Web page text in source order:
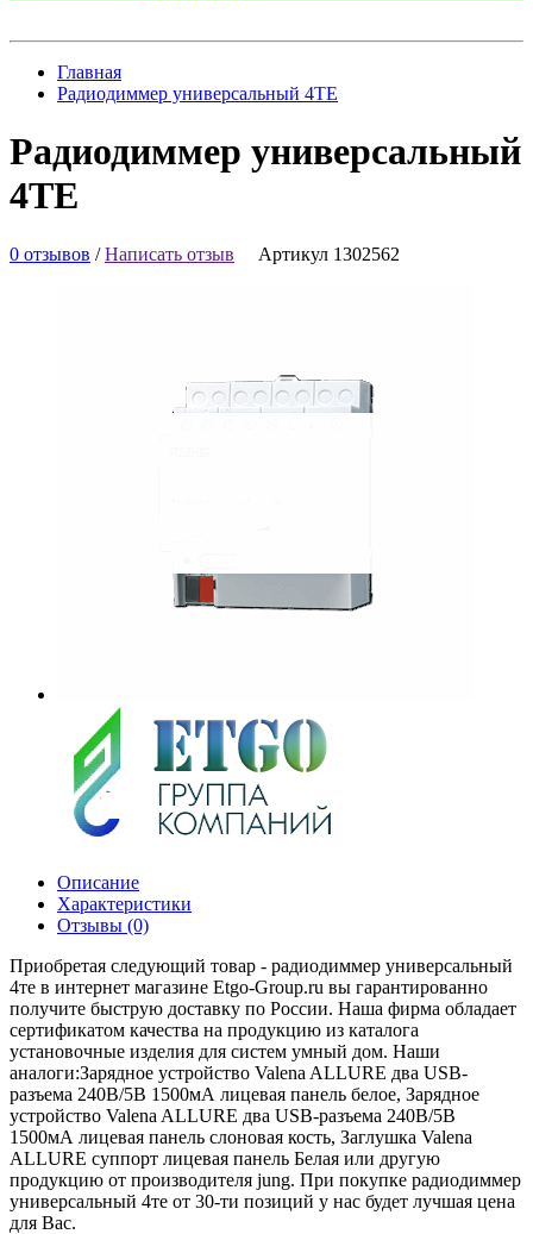
Главная
Радиодиммер универсальный 4ТЕ
Радиодиммер универсальный
4ТЕ
0 отзывов /Написать отзыв Артикул 1302562
Описание
Характеристики
Отзывы (0)
Приобретая следующий товар - радиодиммер универсальный
4те в интернет магазине Etgo-Group.ru вы гарантированно
получите быструю доставку по России. Наша фирма обладает
сертификатом качества на продукцию из каталога
установочные изделия для систем умный дом. Наши
аналоги:Зарядное устройство Valena ALLURE два USB-
разъема 240В/5В 1500мА лицевая панель белое, Зарядное
устройство Valena ALLURE два USB-разъема 240В/5В
1500мА лицевая панель слоновая кость, Заглушка Valena
ALLURE суппорт лицевая панель Белая или другую
продукцию от производителя jung. При покупке радиодиммер
универсальный 4те от 30-ти позиций у нас будет лучшая цена
для Вас.